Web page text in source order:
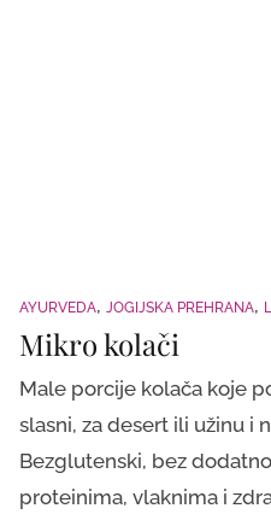
AYURVEDA JOGIJSKA PREHRANA
Mikro kolači
Male porcije kolača koje
slasni, za desert ili užinu i
Bezglutenski, bez
proteinima, vlaknima i